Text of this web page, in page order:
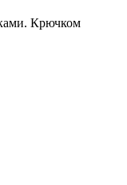
Крючком